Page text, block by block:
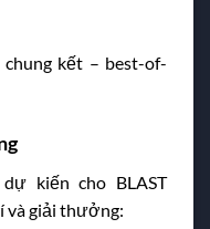
chung kết – best-of-
kiến cho BLAST
và giải thưởng: